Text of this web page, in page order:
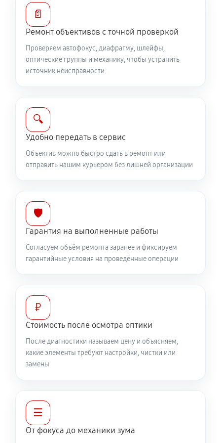
Устранение механических повреждений
Ремонт электроники объектива Canon RF 35mm
f/1.8 IS Macro STM
810 руб
Ремонт передней линзы объектива
720 руб 60 минут
Ремонт кольца зуммирования
360 руб 60 минут
Разблокировка заклинивания
Протяжка соединений трансфокатора
Замена светофильтра объектива Canon RF 35mm
f/1.8 IS Macro STM
📄
Ремонт объективов с точной проверкой
Проверяем автофокус, диафрагму, шлейфы,
оптические группы и механику, чтобы устранить
источник неисправности
🔍
Удобно передать в сервис
Объектив можно быстро сдать в ремонт или
отправить нашим курьером без лишней организации
🛡️
Гарантия на выполненные работы
Согласуем объём ремонта заранее и фиксируем
гарантийные условия на проведённые операции
₽
Стоимость после осмотра оптики
После диагностики называем цену и объясняем,
какие элементы требуют настройки, чистки или
замены
☰
От фокуса до механики зума